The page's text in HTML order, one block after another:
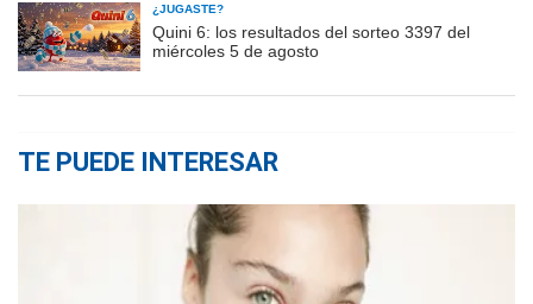
¿JUGASTE?
Quini 6: los resultados del sorteo 3397 del
miércoles 5 de agosto
TE PUEDE INTERESAR